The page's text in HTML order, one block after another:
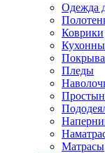
Одежда
Коврики
Пледы
Матрасы